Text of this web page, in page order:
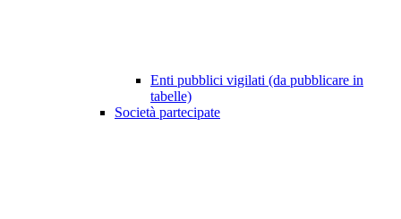
Enti pubblici vigilati (da pubblicare in
tabelle)
Società partecipate